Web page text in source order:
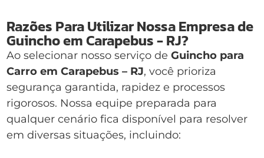
Razões Para Utilizar Nossa Empresa de
Guincho em Carapebus - RJ?
Ao selecionar nosso serviço de Guincho para
Carro em Carapebus – RJ, você prioriza
segurança garantida, rapidez e processos
rigorosos. Nossa equipe preparada para
qualquer cenário fica disponível para resolver
em diversas situações, incluindo: